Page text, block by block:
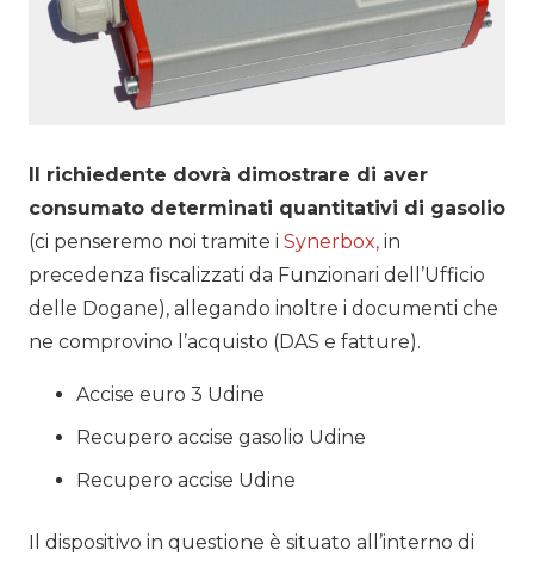
Il richiedente dovrà dimostrare di aver
consumato determinati quantitativi di gasolio
(ci penseremo noi tramite i Synerbox, in
precedenza fiscalizzati da Funzionari dell’Ufficio
delle Dogane), allegando inoltre i documenti che
ne comprovino l’acquisto (DAS e fatture).
Accise euro 3 Udine
Recupero accise gasolio Udine
Recupero accise Udine
Il dispositivo in questione è situato all’interno di